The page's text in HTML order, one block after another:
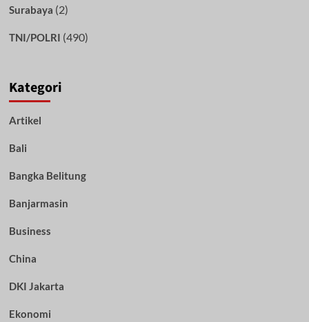
Surabaya (2)
TNI/POLRI (490)
Kategori
Artikel
Bali
Bangka Belitung
Banjarmasin
Business
China
DKI Jakarta
Ekonomi